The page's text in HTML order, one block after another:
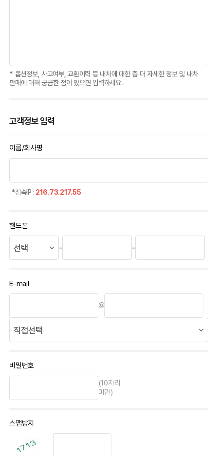
* 옵션정보, 사고여부, 교환이력 등 내차에 대한 좀 더 자세한 정보 및 내차
판매에 대해 궁금한 점이 있으면 입력하세요.
고객정보 입력
이름/회사명
*접속IP : 216.73.217.55
핸드폰
- -
E-mail
@
비밀번호
(10자리
미만)
스팸방지